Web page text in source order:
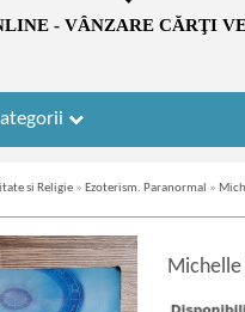
- VÂNZARE CĂRŢI
si Religie » Ezoterism. Paranormal »
Michelle